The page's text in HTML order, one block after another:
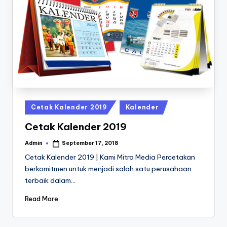
P
ri
6
Posted
in
Cetak Kalender 2019 Kalender
Cetak Kalender 2019
Posted
Admin September 17, 2018
Cetak Kalender 2019 | Kami Mitra Media Percetakan
berkomitmen untuk menjadi salah satu perusahaan
terbaik dalam…
Read More